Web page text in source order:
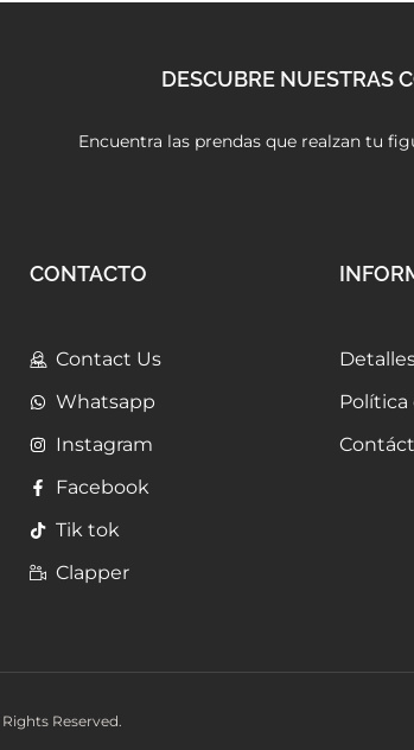
DESCUBRE NUESTRAS
Encuentra las prendas que realzan tu
CONTACTO
Contact Us
Whatsapp
Instagram
Facebook
Tik tok
Clapper
Política
Reserved.